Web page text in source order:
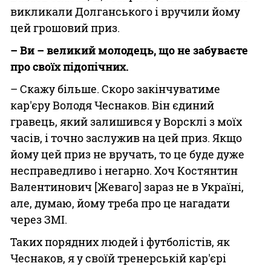
викликали Долганського і вручили йому
цей грошовий приз.
– Ви – великий молодець, що не забуваєте
про своїх підопічних.
– Скажу більше. Скоро закінчуватиме
кар'єру Володя Чеснаков. Він єдиний
гравець, який залишився у Ворсклі з моїх
часів, і точно заслужив на цей приз. Якщо
йому цей приз не вручать, то це буде дуже
несправедливо і негарно. Хоч Костянтин
Валентинович [Жеваго] зараз не в Україні,
але, думаю, йому треба про це нагадати
через ЗМІ.
Таких порядних людей і футболістів, як
Чеснаков, я у своїй тренерській кар'єрі